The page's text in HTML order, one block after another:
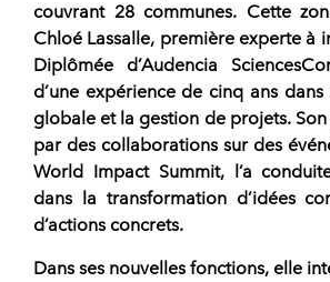
couvrant 28 communes. Cette
Chloé Lassalle, première experte à
Diplômée d’Audencia
d’une expérience de cinq ans
globale et la gestion de projets.
par des collaborations sur des
World Impact Summit, l’a
dans la transformation d’idées
d’actions concrets.
Dans ses nouvelles fonctions, elle